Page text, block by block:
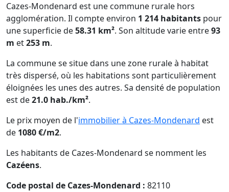
Cazes-Mondenard est une commune rurale hors
agglomération. Il compte environ 1 214 habitants pour
une superficie de58.31 km². Son altitude varie entre93
m et253 m.
La commune se situe dans une zone rurale à habitat
très dispersé, où les habitations sont particulièrement
éloignées les unes des autres. Sa densité de population
est de21.0 hab./km².
Le prix moyen de l'immobilier à Cazes-Mondenard est
de 1080 €/m2.
Les habitants de Cazes-Mondenard se nomment les
Cazéens.
Code postal de Cazes-Mondenard : 82110